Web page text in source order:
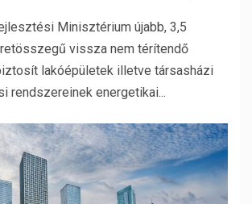
Minisztérium újabb, 3,5
vissza nem térítendő
lakóépületek illetve társasházi
rendszereinek energetikai...